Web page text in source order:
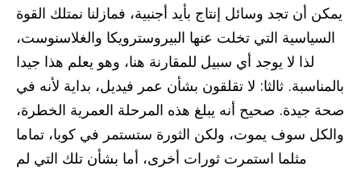
يمكن أن تجد وسائل إنتاج بأيد أجنبية، فمازلنا نمتلك القوة
السياسية التي تخلت عنها البيروسترويكا والغلاسنوست،
لذا لا يوجد أي سبيل للمقارنة هنا، وهو يعلم هذا جيدا
بالمناسبة. ثالثا: لا تقلقون بشأن عمر فيديل، بداية لأنه في
صحة جيدة. صحيح أنه يبلغ هذه المرحلة العمرية الخطرة،
والكل سوف يموت، ولكن الثورة ستستمر في كوبا، تماما
مثلما استمرت ثورات أخرى، أما بشأن تلك التي لم